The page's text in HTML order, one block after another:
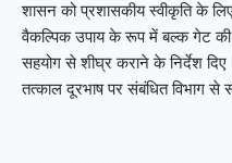
शासन को प्रशासकीय स्वीकृति के
वैकल्पिक उपाय के रूप में बल्क गेट की
सहयोग से शीघ्र कराने के निर्देश
तत्काल दूरभाष पर संबंधित विभाग से